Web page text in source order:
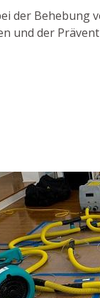
der Behebung
und der